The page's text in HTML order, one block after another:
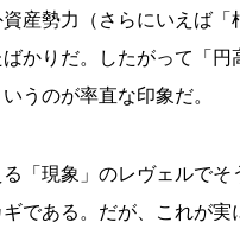
産勢力（さらにいえば「
かりだ。したがって「
うのが率直な印象だ。
る「現象」のレヴェルで
ギである。だが、これが